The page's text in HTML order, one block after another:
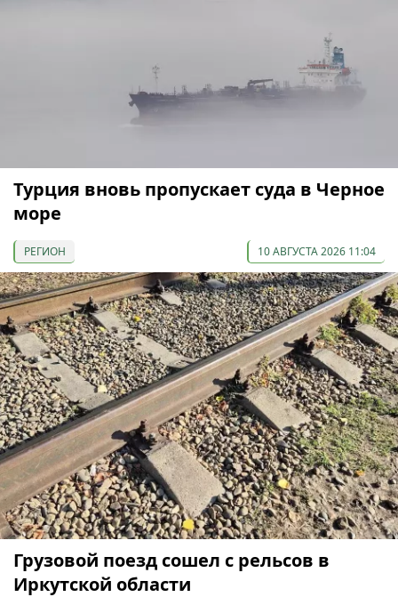
Турция вновь пропускает суда в Черное
море
РЕГИОН 10 АВГУСТА 2026 11:04
Грузовой поезд сошел с рельсов в
Иркутской области